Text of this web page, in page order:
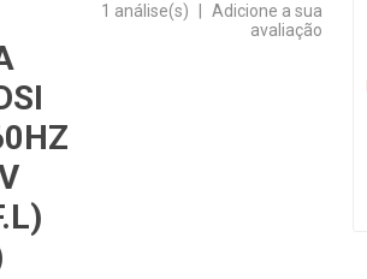
1 análise(s)
Adicione a sua
avaliação